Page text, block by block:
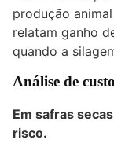
produção
relatam ganho
quando a
Análise de
Em safras
risco.